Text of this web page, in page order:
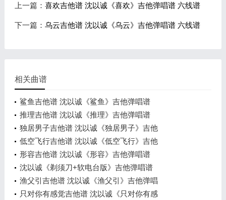
上一篇： 喜欢吉他谱 沈以诚《喜欢》吉他弹唱谱 六线谱
下一篇： 乌云吉他谱 沈以诚《乌云》吉他弹唱谱 六线谱
相关曲谱
鲨鱼吉他谱 沈以诚《鲨鱼》吉他弹唱谱
推理吉他谱 沈以诚《推理》吉他弹唱谱
独居男子吉他谱 沈以诚《独居男子》吉他
低空飞行吉他谱 沈以诚《低空飞行》吉他
形容吉他谱 沈以诚《形容》吉他弹唱谱
沈以诚《剃须刀+软电台版》吉他弹唱谱
渔父引吉他谱 沈以诚《渔父引》吉他弹唱
只对你有感觉吉他谱 沈以诚《只对你有感